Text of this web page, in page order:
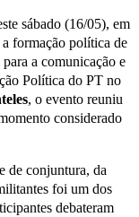
sábado (16/05), em
formação política de
a comunicação e
Política do PT no
, o evento reuniu
considerado
de conjuntura, da
foi um dos
debateram